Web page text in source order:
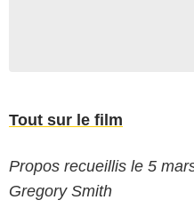
Tout sur le film
Propos recueillis le 5
Gregory Smith